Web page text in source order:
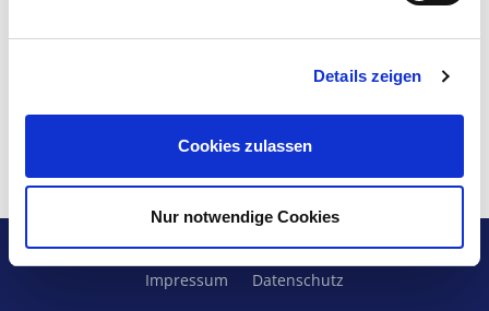
Details zeigen
Cookies zulassen
Nur notwendige Cookies
© 2026 Bethel im Norden - Eingliederungshilfe
Impressum
Datenschutz